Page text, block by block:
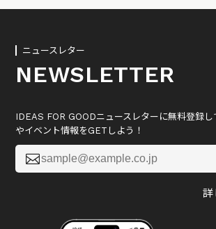
ニュースレター
NEWSLETTER
IDEAS FOR GOODニュースレターに無料登録し
やイベント情報をGETしよう！

詳